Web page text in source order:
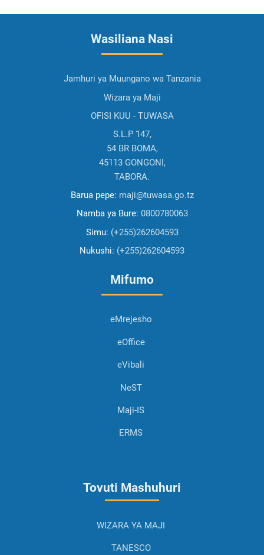
Wasiliana Nasi
Jamhuri ya Muungano wa Tanzania
Wizara ya Maji
OFISI KUU - TUWASA
S.L.P 147,
54 BR BOMA,
45113 GONGONI,
TABORA.
Barua pepe: maji@tuwasa.go.tz
Namba ya Bure: 0800780063
Simu: (+255)262604593
Nukushi: (+255)262604593
Mifumo
eMrejesho
eOffice
eVibali
NeST
Maji-IS
ERMS
Tovuti Mashuhuri
WIZARA YA MAJI
TANESCO